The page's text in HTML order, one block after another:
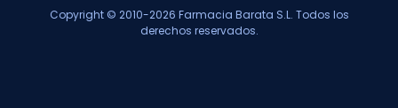
Copyright © 2010-2026 Farmacia Barata S.L. Todos los
derechos reservados.